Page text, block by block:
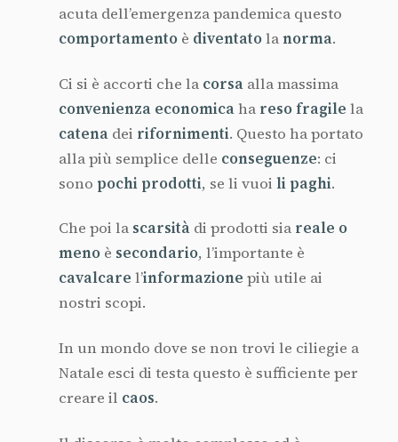
acuta dell’emergenza pandemica questo
comportamento è diventatolanorma.
Ci si è accorti che la corsa alla massima
convenienza economicaha reso fragile la
catena dei rifornimenti. Questo ha portato
alla più semplice delle conseguenze: ci
sono pochi prodotti, se li vuoi li paghi.
Che poi la scarsità di prodotti sia reale o
meno è secondario, l’importante è
cavalcare l’informazione più utile ai
nostri scopi.
In un mondo dove se non trovi le ciliegie a
Natale esci di testa questo è sufficiente per
creare il caos.